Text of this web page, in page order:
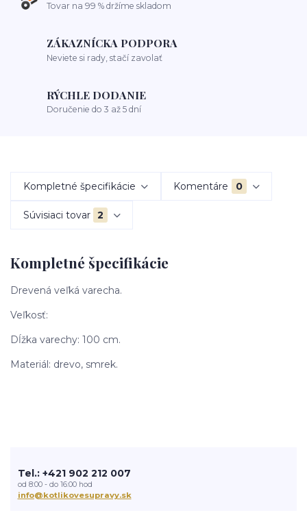
Tovar na 99 % držíme skladom
ZÁKAZNÍCKA PODPORA
Neviete si rady, stačí zavolať
RÝCHLE DODANIE
Doručenie do 3 až 5 dní
Kompletné špecifikácie Komentáre 0
Súvisiaci tovar 2
Kompletné špecifikácie
Drevená veľká varecha.
Veľkosť:
Dĺžka varechy: 100 cm.
Materiál: drevo, smrek.
Tel.: +421 902 212 007
od 8:00 - do 16:00 hod
info@kotlikovesupravy.sk